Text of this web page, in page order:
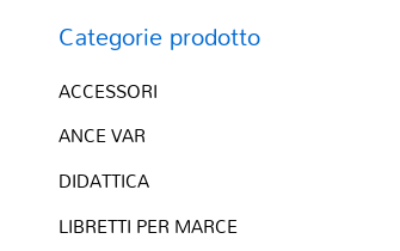
Categorie prodotto
ACCESSORI
ANCE VAR
DIDATTICA
LIBRETTI PER MARCE